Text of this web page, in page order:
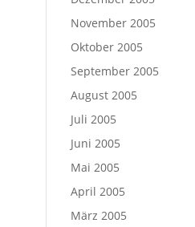
November 2005
Oktober 2005
September 2005
August 2005
Juli 2005
Juni 2005
Mai 2005
April 2005
März 2005